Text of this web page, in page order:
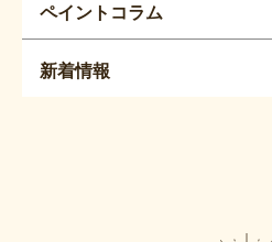
ペイントコラム
新着情報